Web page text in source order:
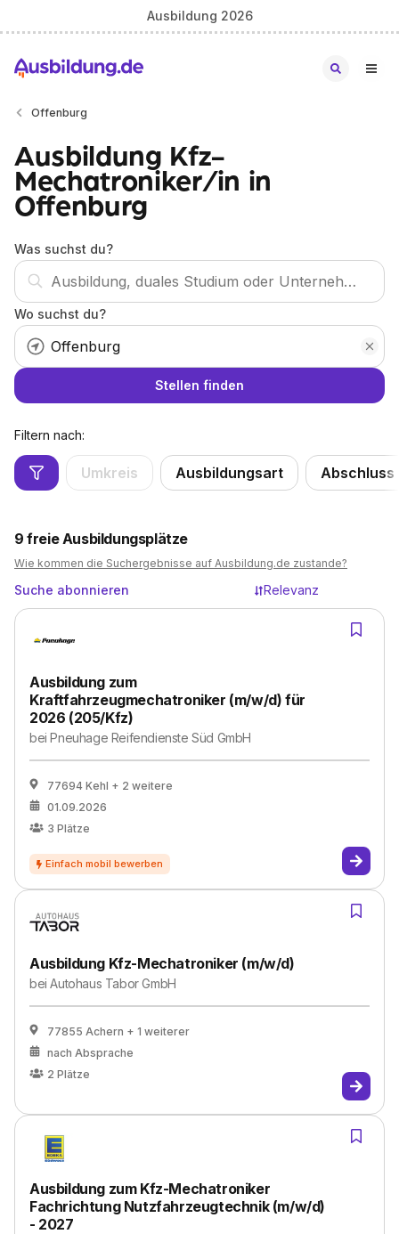
Ausbildung 2026
Offenburg
Ausbildung Kfz-
Mechatroniker/in in
Offenburg
Was suchst du?
Wo suchst du?
Stellen finden
Filtern nach:
Umkreis Ausbildungsart Abschluss
9 freie Ausbildungsplätze
Wie kommen die Suchergebnisse auf Ausbildung.de zustande?
Suche abonnieren Relevanz
Ausbildung zum
Kraftfahrzeugmechatroniker (m/w/d) für
2026 (205/Kfz)
beiPneuhage Reifendienste Süd GmbH
77694 Kehl + 2 weitere
01.09.2026
3 Plätze
Ausbildung Kfz-Mechatroniker (m/w/d)
beiAutohaus Tabor GmbH
77855 Achern + 1 weiterer
nach Absprache
2 Plätze
Ausbildung zum Kfz-Mechatroniker
Fachrichtung Nutzfahrzeugtechnik (m/w/d)
- 2027